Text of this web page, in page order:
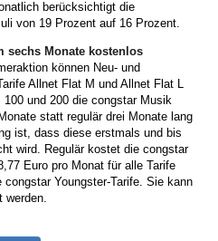
berücksichtigt die
von 19 Prozent auf 16 Prozent.
sechs Monate kostenlos
können Neu- und
Allnet Flat M und Allnet Flat L
und 200 die congstar Musik
statt regulär drei Monate lang
ist, dass diese erstmals und bis
wird. Regulär kostet die congstar
Euro pro Monat für alle Tarife
Youngster-Tarife. Sie kann